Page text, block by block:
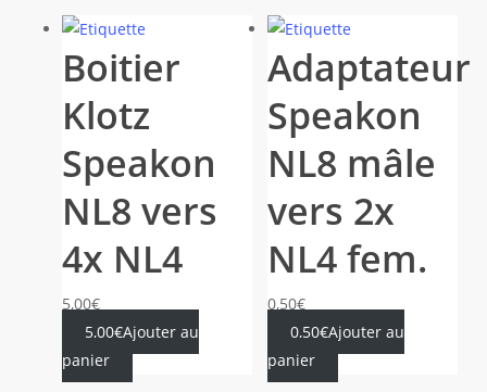
Boitier
Klotz
Speakon
NL8 vers
4x NL4
5,00€
5,00€Ajouter au
panier
Adaptateur
Speakon
NL8 mâle
vers 2x
NL4 fem.
0,50€
0,50€Ajouter au
panier